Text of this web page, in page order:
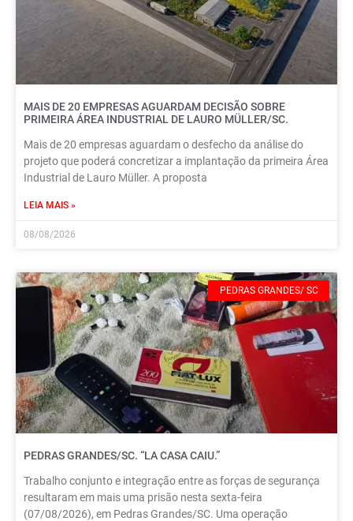
MAIS DE 20 EMPRESAS AGUARDAM DECISÃO SOBRE
PRIMEIRA ÁREA INDUSTRIAL DE LAURO MÜLLER/SC.
Mais de 20 empresas aguardam o desfecho da análise do
projeto que poderá concretizar a implantação da primeira Área
Industrial de Lauro Müller. A proposta
LEIA MAIS »
08/08/2026
PEDRAS GRANDES/ SC
PEDRAS GRANDES/SC. “LA CASA CAIU.”
Trabalho conjunto e integração entre as forças de segurança
resultaram em mais uma prisão nesta sexta-feira
(07/08/2026), em Pedras Grandes/SC. Uma operação